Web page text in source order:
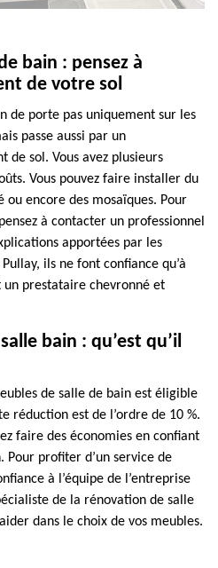
bain : pensez à
de votre sol
de porte pas uniquement sur les
passe aussi par un
de sol. Vous avez plusieurs
Vous pouvez faire installer du
encore des mosaïques. Pour
à contacter un professionnel
apportées par les
ils ne font confiance qu’à
un prestataire chevronné et
bain : qu’est qu’il
de salle de bain est éligible
réduction est de l’ordre de 10 %.
faire des économies en confiant
Pour profiter d’un service de
à l’équipe de l’entreprise
de la rénovation de salle
dans le choix de vos meubles.